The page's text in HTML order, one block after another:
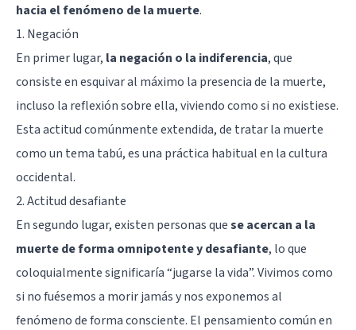
hacia el fenómeno de la muerte.
1. Negación
En primer lugar, la negación o la indiferencia, que
consiste en esquivar al máximo la presencia de la muerte,
incluso la reflexión sobre ella, viviendo como si no existiese.
Esta actitud comúnmente extendida, de tratar la muerte
como un tema tabú, es una práctica habitual en la cultura
occidental.
2. Actitud desafiante
En segundo lugar, existen personas quese acercan a la
muerte de forma omnipotente y desafiante, lo que
coloquialmente significaría “jugarse la vida”. Vivimos como
si no fuésemos a morir jamás y nos exponemos al
fenómeno de forma consciente. El pensamiento común en